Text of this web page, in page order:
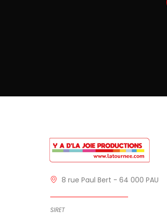
8 rue Paul Bert - 64 000 PAU
SIRET